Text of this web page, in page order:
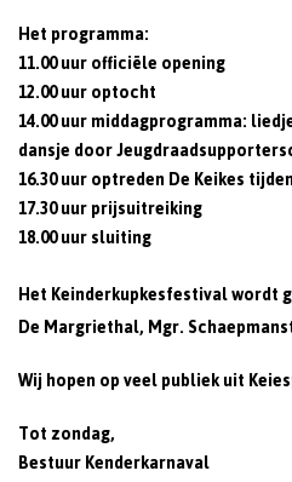
Het programma:
11.00 uur officiële opening
12.00 uur optocht
14.00 uur middagprogramma:
dansje door
16.30 uur optreden De Keikes
17.30 uur prijsuitreiking
18.00 uur sluiting
Het Keinderkupkesfestival wordt
De Margriethal, Mgr.
Wij hopen op veel publiek uit
Tot zondag,
Bestuur Kenderkarnaval